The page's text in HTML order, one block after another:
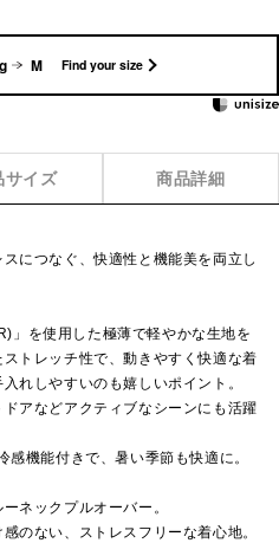
M Find your size
サイズ 商品詳細
につなぐ、快適性と機能美を両立し
」を使用した極薄で軽やかな生地を
トレッチ性で、動きやすく快適な着
れしやすいのも嬉しいポイント。
アなどアクティブなシーンにも活躍
機能付きで、暑い季節も快適に。
ネックプルオーバー。
のない、ストレスフリーな着心地。